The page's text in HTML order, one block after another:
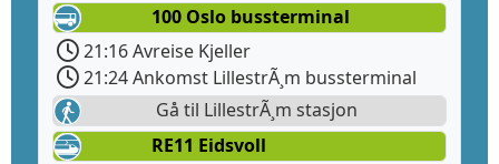
100 Oslo bussterminal
21:16 Avreise Kjeller
21:24 Ankomst LillestrÃ¸m bussterminal
Gå til LillestrÃ¸m stasjon
RE11 Eidsvoll